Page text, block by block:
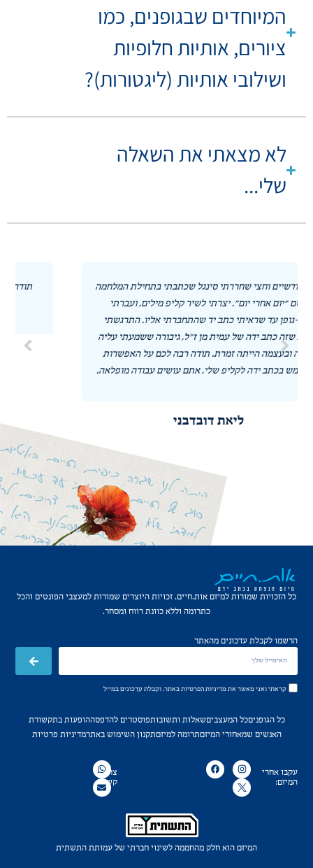
המיוחדים שבגופנים, כמו
ציורים, אותיות חלופיות
ושילובי אותיות (ליגטורות)?
לא מצאתי את השאלה
שלי...
המלחמה
ועברתי
התרגשתי
עליה
האפשרות
מופלאה.
תודה לכל השותפים במיזם הקדוש הזה! אתם מחיי
הלכה למעשה! ❤️
אורלי סרוסי
כל הזכויות שמורות למיזם אות.חיים. זכויות היוצרים שמורות למעצבי הפונטים והכל
כתרומה וללא כוונת רווח ומסחר.
כל הגופניםכל המעצביםשאלות ותשובותפוסטרים להדפסההופעות בתקשורת
האנשים שמאחורי המיזםתרומה למיזםתקנון השימוש באתרמדיניות פרטיות
הרשמו לקבלת עדכונים מהאתר
קראתי ואני מאשר אתמדיניות הפרטיותבאתר, וקבלת עדכונים במייל
עקבו אחרי
המיזם:
צרו
קשר:
המיזם הוא חלק מהחממה לשינוי חברתי של עמותת התשתית